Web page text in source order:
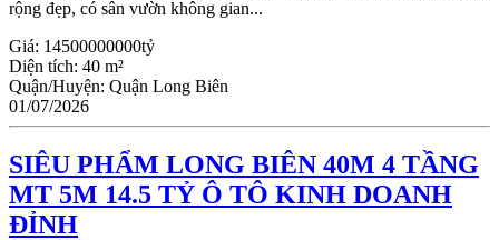
rộng đẹp, có sân vườn không gian...
Giá: 14500000000tỷ
Diện tích: 40 m²
Quận/Huyện: Quận Long Biên
01/07/2026
SIÊU PHẨM LONG BIÊN 40M 4 TẦNG
MT 5M 14.5 TỶ Ô TÔ KINH DOANH
ĐỈNH